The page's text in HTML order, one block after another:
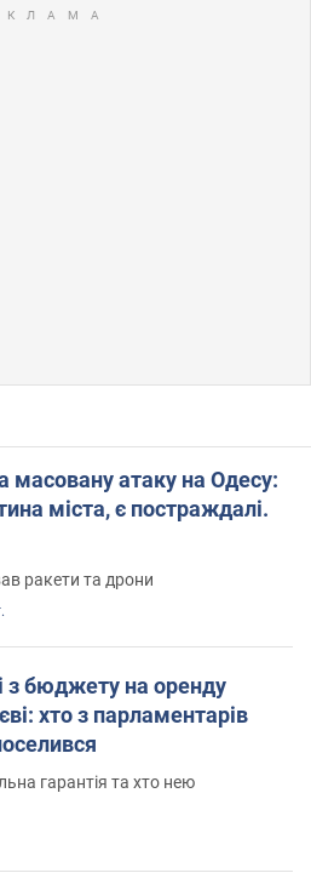
масовану атаку на Одесу:
міста, є постраждалі.
ракети та дрони
з бюджету на оренду
хто з парламентарів
гарантія та хто нею